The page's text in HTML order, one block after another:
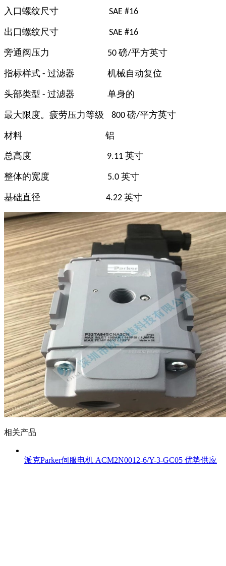
入口螺纹尺寸 SAE #16
出口螺纹尺寸 SAE #16
旁通阀压力 50 磅/平方英寸
指标样式 - 过滤器 机械自动复位
头部类型 - 过滤器 单身的
最大限度。疲劳压力等级 800 磅/平方英寸
材料
铝
总高度
9.11 英寸
整体的宽度 5.0 英寸
基础直径 4.22 英寸
相关产品
派克Parker伺服电机 ACM2N0012-6/Y-3-GC05 优势供应